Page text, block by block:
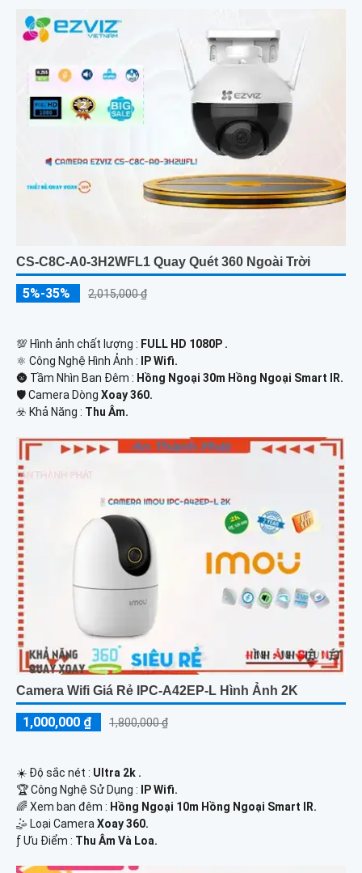
CS-C8C-A0-3H2WFL1 Quay Quét 360 Ngoài Trời
5%-35% 2,015,000 ₫
💯 Hình ảnh chất lượng : FULL HD 1080P .
⚛️ Công Nghệ Hình Ảnh :
IP Wifi.
🌚 Tầm Nhìn Ban Đêm : Hồng Ngoại 30m Hồng Ngoại Smart IR.
🛡 Camera Dòng Xoay 360.
️☣️ Khả Năng : Thu Âm.
Camera Wifi Giá Rẻ IPC-A42EP-L Hình Ảnh 2K
1,000,000 ₫ 1,800,000 ₫
☀️ Độ sắc nét : Ultra 2k .
🏆 Công Nghệ Sử Dụng :
IP Wifi.
🌈 Xem ban đêm : Hồng Ngoại 10m Hồng Ngoại Smart IR.
🤹 Loại Camera Xoay 360.
️ƒ Ưu Điểm : Thu Âm Và Loa.